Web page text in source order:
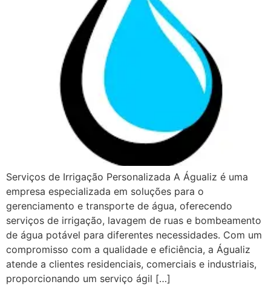
Serviços de Irrigação Personalizada A Águaliz é uma
empresa especializada em soluções para o
gerenciamento e transporte de água, oferecendo
serviços de irrigação, lavagem de ruas e bombeamento
de água potável para diferentes necessidades. Com um
compromisso com a qualidade e eficiência, a Águaliz
atende a clientes residenciais, comerciais e industriais,
proporcionando um serviço ágil […]